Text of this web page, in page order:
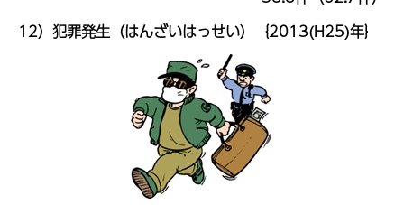
12）犯罪発生（はんざいはっせい）｛2013(H25)年｝